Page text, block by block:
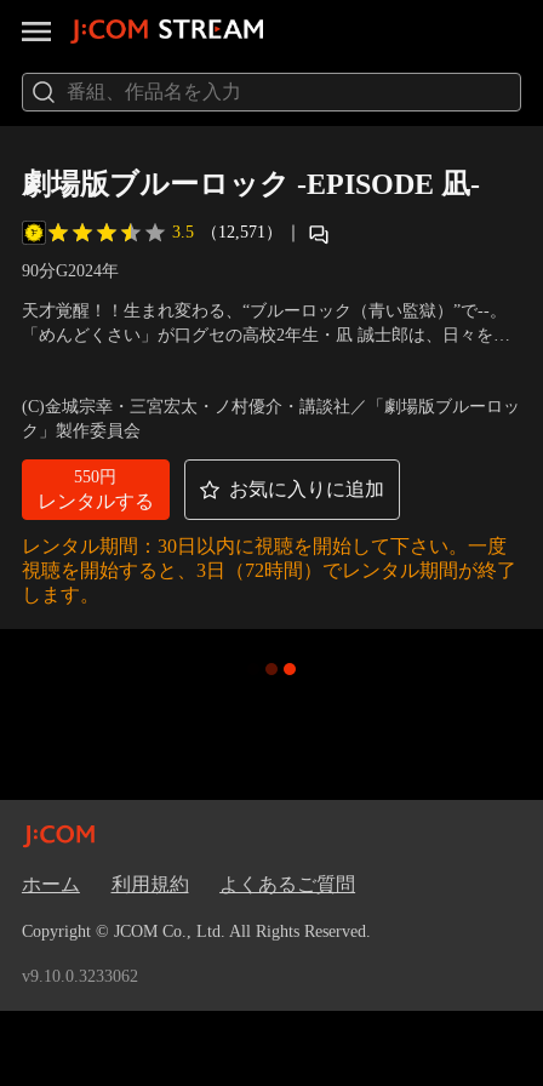
劇場版ブルーロック -EPISODE 凪-
3.5 （12,571） ｜
90分G2024年
天才覚醒！！生まれ変わる、“ブルーロック（青い監獄）”で--。
「めんどくさい」が口グセの高校2年生・凪 誠士郎は、日々を無
めた凪は、圧倒的なサッカーセンスを発揮。ある日、“ブルーロッ
ク（青い監獄）”プロジェクトの招待状が届く。
(C)金城宗幸・三宮宏太・ノ村優介・講談社／「劇場版ブルーロッ
ク」製作委員会
550円
レンタルする
お気に入りに追加
レンタル期間：30日以内に視聴を開始して下さい。一度
視聴を開始すると、3日（72時間）でレンタル期間が終了
します。
ホーム 利用規約 よくあるご質問
Copyright © JCOM Co., Ltd. All Rights Reserved.
v9.10.0.3233062